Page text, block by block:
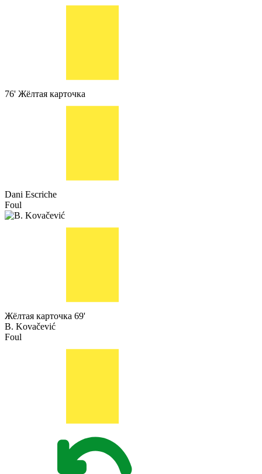
76' Жёлтая карточка
Dani Escriche
Foul
Жёлтая карточка 69'
B. Kovačević
Foul